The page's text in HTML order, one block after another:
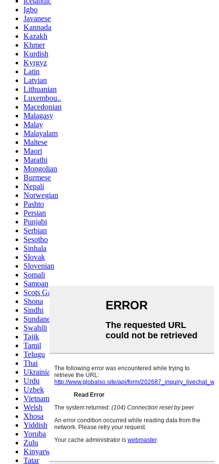
Igbo
Javanese
Kannada
Kazakh
Khmer
Kurdish
Kyrgyz
Latin
Latvian
Lithuanian
Luxembou..
Macedonian
Malagasy
Malay
Malayalam
Maltese
Maori
Marathi
Mongolian
Burmese
Nepali
Norwegian
Pashto
Persian
Punjabi
Serbian
Sesotho
Sinhala
Slovak
Slovenian
Somali
Samoan
Scots Gaelic
Shona
Sindhi
Sundanese
Swahili
Tajik
Tamil
Telugu
Thai
Ukrainian
Urdu
Uzbek
Vietnamese
Welsh
Xhosa
Yiddish
Yoruba
Zulu
Kinyarwanda
Tatar